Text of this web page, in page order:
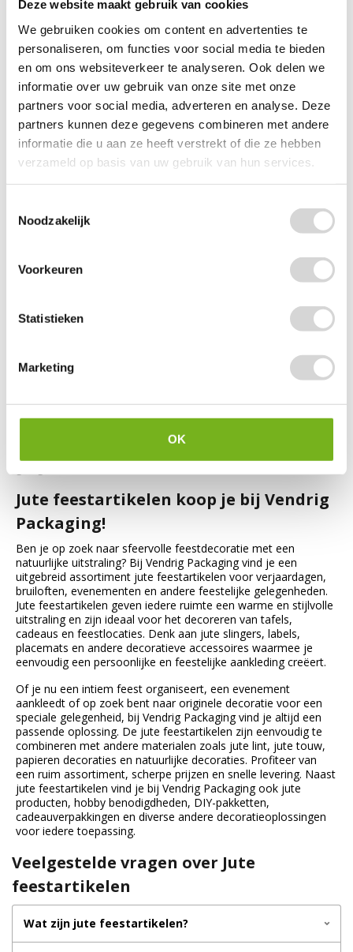
Deze website maakt gebruik van cookies
We gebruiken cookies om content en advertenties te
personaliseren, om functies voor social media te bieden
en om ons websiteverkeer te analyseren. Ook delen we
informatie over uw gebruik van onze site met onze
partners voor social media, adverteren en analyse. Deze
partners kunnen deze gegevens combineren met andere
informatie die u aan ze heeft verstrekt of die ze hebben
verzameld op basis van uw gebruik van hun services.
Noodzakelijk
Voorkeuren
Statistieken
Marketing
OK
hartjes, sterren en pijltjes) die je kunt gebruiken voor cadeau’s,
tafeldecoratie of plaatsindicatie. Deze natuurlijke elementen
voegen stijlvolle accenten toe aan elke feestelijke setting.
Hoe gebruik je jute feestartikelen bij
feestdecoratie?
Jute feestartikelen zoals jute labels of slingers zijn ideaal om
cadeaus, tafels of feestlocaties op te fleuren met een
natuurlijke look. Je kunt ze eenvoudig combineren met linten,
ballonnen of papieren decoraties om thema’s te versterken of
Waarom zijn jute feestartikelen een
duurzame keuze?
Jute feestartikelen zijn biologisch afbreekbaar en gemaakt van
natuurlijke vezels, wat ze een milieuvriendelijk alternatief
stijlvolle touch.
feestartikelen geschikt?
goed bij zowel intieme bijeenkomsten als grootschalige
Jute feestartikelen koop je bij Vendrig
Packaging!
Ben je op zoek naar sfeervolle feestdecoratie met een
natuurlijke uitstraling? Bij Vendrig Packaging vind je een
uitgebreid assortiment jute feestartikelen voor verjaardagen,
bruiloften, evenementen en andere feestelijke gelegenheden.
Jute feestartikelen geven iedere ruimte een warme en stijlvolle
uitstraling en zijn ideaal voor het decoreren van tafels,
cadeaus en feestlocaties. Denk aan jute slingers, labels,
placemats en andere decoratieve accessoires waarmee je
eenvoudig een persoonlijke en feestelijke aankleding creëert.
Of je nu een intiem feest organiseert, een evenement
aankleedt of op zoek bent naar originele decoratie voor een
speciale gelegenheid, bij Vendrig Packaging vind je altijd een
passende oplossing. De jute feestartikelen zijn eenvoudig te
combineren met andere materialen zoals jute lint, jute touw,
papieren decoraties en natuurlijke decoraties. Profiteer van
een ruim assortiment, scherpe prijzen en snelle levering. Naast
jute feestartikelen vind je bij Vendrig Packaging ook jute
producten, hobby benodigdheden, DIY-pakketten,
cadeauverpakkingen en diverse andere decoratieoplossingen
voor iedere toepassing.
Veelgestelde vragen over Jute
feestartikelen
Wat zijn jute feestartikelen?